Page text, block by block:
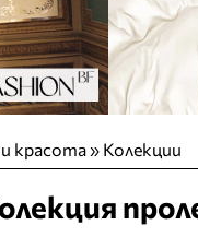
красота» Колекции